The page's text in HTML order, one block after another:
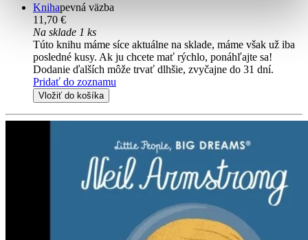
Knihapevná väzba
11,70 €
Na sklade 1 ks
Túto knihu máme síce aktuálne na sklade, máme však už iba
posledné kusy. Ak ju chcete mať rýchlo, ponáhľajte sa!
Dodanie ďalších môže trvať dlhšie, zvyčajne do 31 dní.
Pridať do zoznamu
Vložiť do košíka